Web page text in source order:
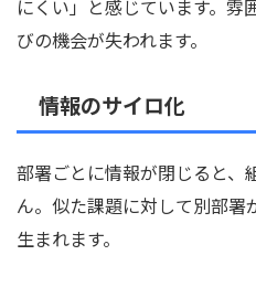
にくい」と感じています。雰
びの機会が失われます。
情報のサイロ化
部署ごとに情報が閉じると、
ん。似た課題に対して別部署
生まれます。